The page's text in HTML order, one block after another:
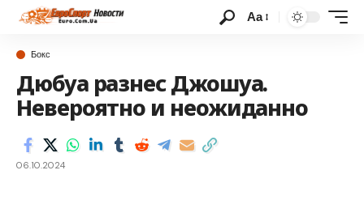
Аа
Бокс
Дюбуа разнес Джошуа.
Невероятно и неожиданно
06.10.2024